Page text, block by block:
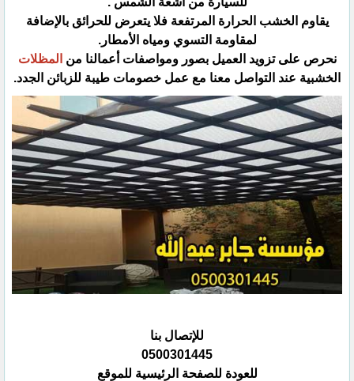
يقاوم الخشب الحرارة المرتفعة فلا يتعرض للحرائق بالإضافة
لمقاومة التسوي ومياه الأمطار.
نحرص على تزويد العميل بصور ومواصفات أعمالنا من المظلات
الخشبية عند التواصل معنا مع عمل خصومات طيبة للزبائن الجدد.
للإتصال بنا
0500301445
للعودة للصفحة الرئيسية للموقع